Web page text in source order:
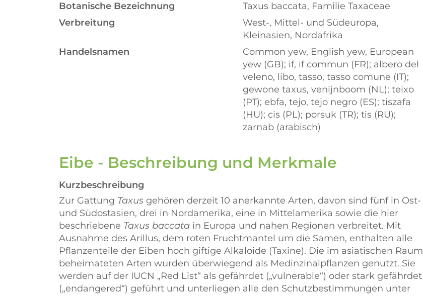
Botanische Bezeichnung
Taxus baccata, Familie Taxaceae
Verbreitung
West-, Mittel- und Südeuropa,
Kleinasien, Nordafrika
Handelsnamen
Common yew, English yew, European
yew (GB); if, if commun (FR); albero del
veleno, libo, tasso, tasso comune (IT);
gewone taxus, venijnboom (NL); teixo
(PT); ebfa, tejo, tejo negro (ES); tiszafa
(HU); cis (PL); porsuk (TR); tis (RU);
zarnab (arabisch)
Eibe - Beschreibung und Merkmale
Kurzbeschreibung
Zur Gattung Taxus gehören derzeit 10 anerkannte Arten, davon sind fünf in Ost-
und Südostasien, drei in Nordamerika, eine in Mittelamerika sowie die hier
beschriebene Taxus baccata in Europa und nahen Regionen verbreitet. Mit
Ausnahme des Arillus, dem roten Fruchtmantel um die Samen, enthalten alle
Pflanzenteile der Eiben hoch giftige Alkaloide (Taxine). Die im asiatischen Raum
beheimateten Arten wurden überwiegend als Medinzinalpflanzen genutzt. Sie
werden auf der IUCN
Red List als gefährdet ( vulnerable ) oder stark gefährdet
( endangered ) geführt und unterliegen alle den Schutzbestimmungen unter